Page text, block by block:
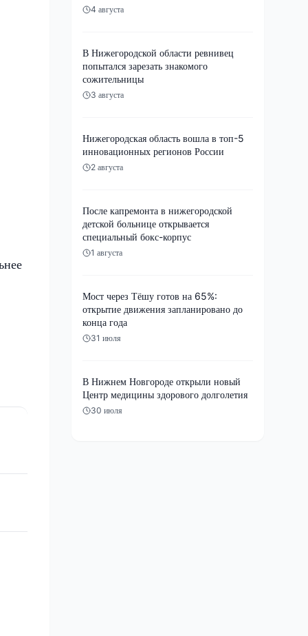
4 августа
В Нижегородской области ревнивец
попытался зарезать знакомого
сожительницы
3 августа
Нижегородская область вошла в топ-5
инновационных регионов России
2 августа
После капремонта в нижегородской
детской больнице открывается
специальный бокс-корпус
1 августа
Мост через Тёшу готов на 65%:
открытие движения запланировано до
конца года
31 июля
В Нижнем Новгороде открыли новый
Центр медицины здорового долголетия
30 июля